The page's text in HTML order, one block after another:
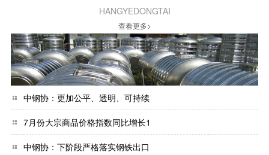
HANGYEDONGTAI
查看更多>
中钢协：更加公平、透明、可持续
7月份大宗商品价格指数同比增长1
中钢协：下阶段严格落实钢铁出口